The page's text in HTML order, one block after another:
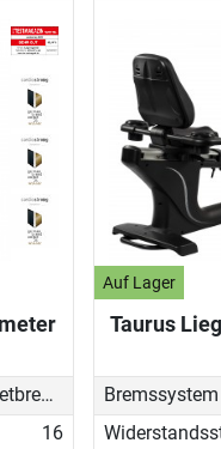
Magnetbremse (elektronisch)
16
Auf Lager
Taurus
Bremssystem